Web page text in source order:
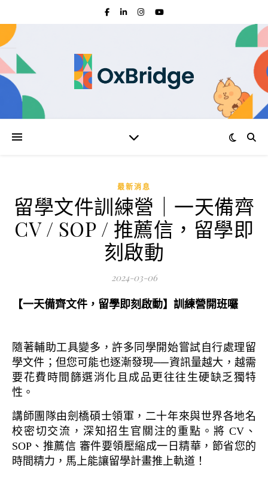
最新消息
留學文件訓練營｜一天備齊
CV / SOP / 推薦信，留學即
刻啟動
2024-03-06
【一天備齊文件，留學即刻啟動】訓練營開班囉
隨著輔助工具變多，許多同學開始嘗試自行處理留
學文件；但您可能也逐漸發現──資訊量越大，越需
要花費時間篩選消化且成品更往往生硬缺乏獨特
性。
講師團隊由劍橋碩士領軍，二十年來與世界各地名
校密切交流，深知招生官關注的重點。將 CV、
SOP、推薦信 審件要領壓縮成一日精華，節省您的
時間精力，馬上能讓留學計畫推上軌道！